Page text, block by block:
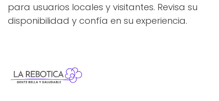
para usuarios locales y visitantes. Revisa su
disponibilidad y confía en su experiencia.